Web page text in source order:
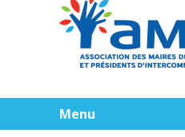
Menu